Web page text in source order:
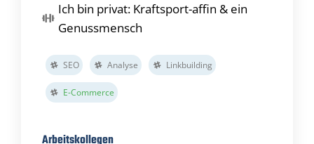
Ich bin privat: Kraftsport-affin & ein
Genussmensch
SEO Analyse Linkbuilding
E-Commerce